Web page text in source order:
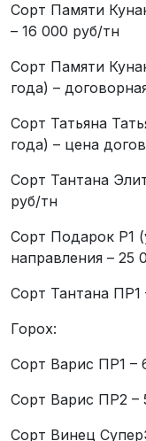
Сорт Памяти
– 16 000 руб/тн
Сорт Памяти
года) –
Сорт Татьяна
года) – цена
Сорт Тантана
руб/тн
Сорт Подарок Р1
направления – 25
Сорт Тантана ПР1
Горох:
Сорт Варис ПР1 –
Сорт Варис ПР2 –
Сорт Винец